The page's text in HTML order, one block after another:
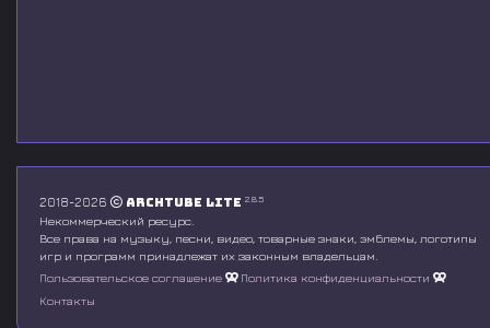
2018-2026 Archtube Lite 2.8.5
Некоммерческий ресурс.
Все права на музыку, песни, видео, товарные знаки, эмблемы, логотипы
игр и программ принадлежат их законным владельцам.
Пользовательское соглашение
Политика конфиденциальности
Контакты